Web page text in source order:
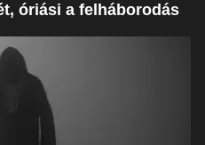
óriási a felháborodás